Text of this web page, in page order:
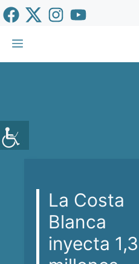
Vés
al
contingut
Menu
La Costa
Blanca
inyecta 1,3